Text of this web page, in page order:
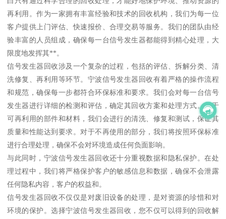
再利用。作为一家拥有丰富经验和技术的回收机构，我们为每一位
客户提供上门评估、快速报价、合理交易等服务。我们的团队由经
验丰富的人员组成，确保每一台信号发生器都能得到精心处理，大
限度地发挥其**。
信号发生器回收涉及一个复杂的过程，包括的评估、拆解分类、清
洗修复、再利用等环节。宁波信号发生器回收有着严格的操作流程
和规范，确保每一步都符合环保标准和要求。我们会对每一台信号
发生器进行详细的检测和评估，确定其回收方案和处理方式。对于
可再利用的部件和材料，我们会进行的清洗、修复和测试，保证其
质量和性能达到要求。对于不再使用的部分，我们将按照环保标准
进行合理处理，确保不会对环境造成任何负面影响。
与此同时，宁波信号发生器回收还十分重视数据和隐私保护。在处
理过程中，我们将严格保护客户的敏感信息和数据，确保不会泄露
任何隐私内容，客户的权益和。
信号发生器回收不仅仅是对废旧设备的处理，是对资源的珍惜和对
环境的保护。选择宁波信号发生器回收，您不仅可以得到的回收解